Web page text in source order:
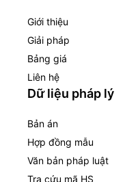
Giới thiệu
Giải pháp
Bảng giá
Liên hệ
Dữ liệu pháp lý
Bản án
Hợp đồng mẫu
Văn bản pháp luật
Tra cứu mã HS